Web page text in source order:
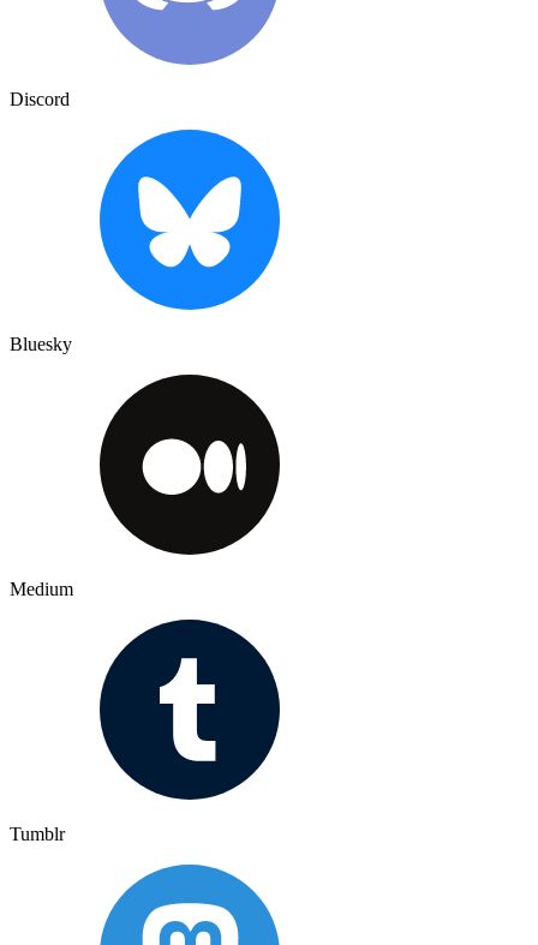
Discord
Bluesky
Medium
Tumblr